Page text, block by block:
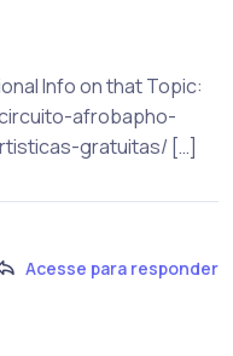
Info on that Topic:
afrobapho-
gratuitas/ […]
Acesse para responder